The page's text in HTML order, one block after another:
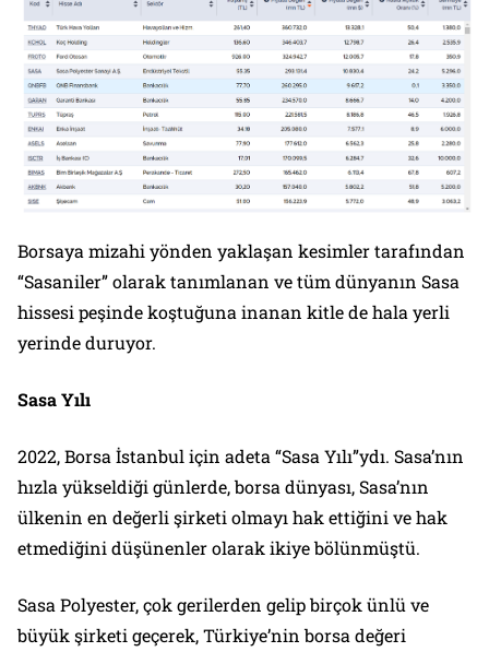
Borsaya mizahi yönden yaklaşan kesimler tarafından
“Sasaniler” olarak tanımlanan ve tüm dünyanın Sasa
hissesi peşinde koştuğuna inanan kitle de hala yerli
yerinde duruyor.
Sasa Yılı
2022, Borsa İstanbul için adeta “Sasa Yılı”ydı. Sasa’nın
hızla yükseldiği günlerde, borsa dünyası, Sasa’nın
ülkenin en değerli şirketi olmayı hak ettiğini ve hak
etmediğini düşünenler olarak ikiye bölünmüştü.
Sasa Polyester, çok gerilerden gelip birçok ünlü ve
büyük şirketi geçerek, Türkiye’nin borsa değeri